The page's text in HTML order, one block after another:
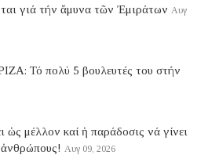
γιά τήν ἄμυνα τῶν Ἐμιράτων Αυγ
Τό πολύ 5 βουλευτές του στήν
ὡς μέλλον καί ἡ παράδοσις νά γίνει
ἀνθρώπους! Αυγ 09, 2026